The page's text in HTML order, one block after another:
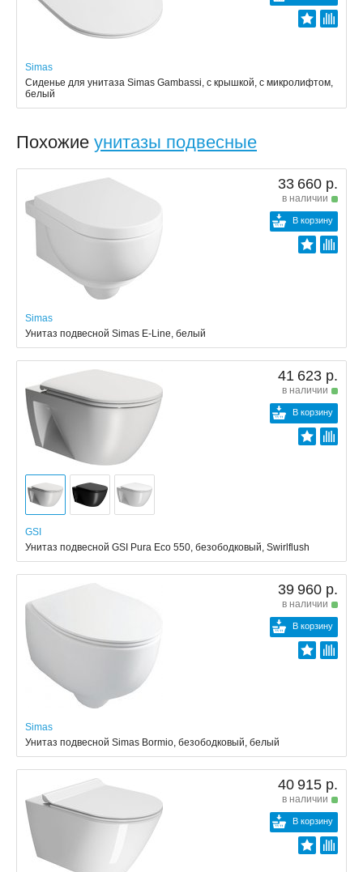
Simas
Сиденье для унитаза Simas Gambassi, с крышкой, с микролифтом,
белый
Похожие унитазы подвесные
33 660 р.
в наличии
В корзину
Simas
Унитаз подвесной Simas E-Line, белый
41 623 р.
в наличии
В корзину
GSI
Унитаз подвесной GSI Pura Eco 550, безободковый, Swirlflush
39 960 р.
в наличии
В корзину
Simas
Унитаз подвесной Simas Bormio, безободковый, белый
40 915 р.
в наличии
В корзину